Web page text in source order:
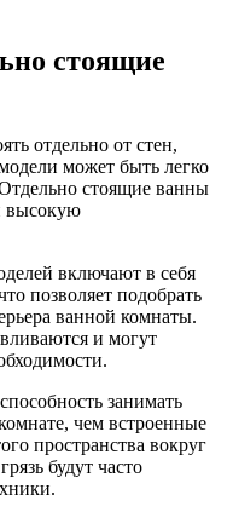
стоящие
отдельно от стен,
может быть легко
стоящие ванны
высокую
включают в себя
позволяет подобрать
ванной комнаты.
и могут
занимать
чем встроенные
пространства вокруг
будут часто